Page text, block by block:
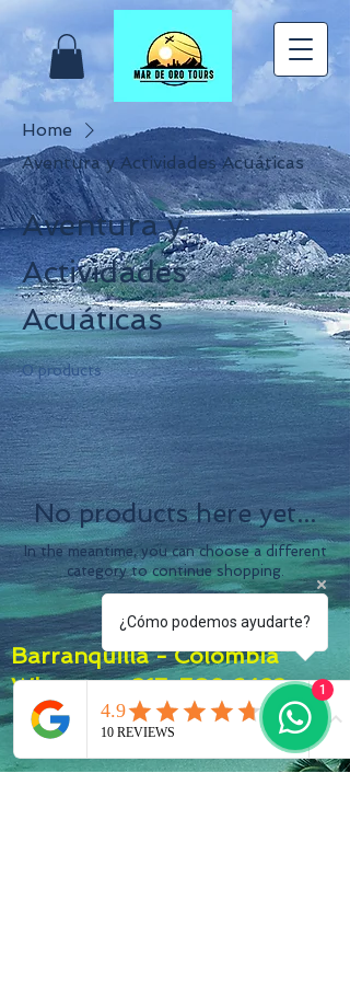
Home
Aventura y Actividades Acuáticas
Aventura y
Actividades
Acuáticas
0 products
No products here yet...
In the meantime, you can choose a different
category to continue shopping.
Barranquilla - Colombia
Whatssap:317-709 6492
RNT 220265
¿Cómo podemos ayudarte?
1